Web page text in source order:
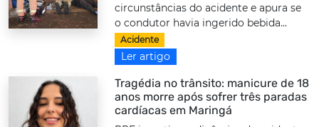
circunstâncias do acidente e apura se
o condutor havia ingerido bebida...
Acidente
Ler artigo
Tragédia no trânsito: manicure de 18
anos morre após sofrer três paradas
cardíacas em Maringá